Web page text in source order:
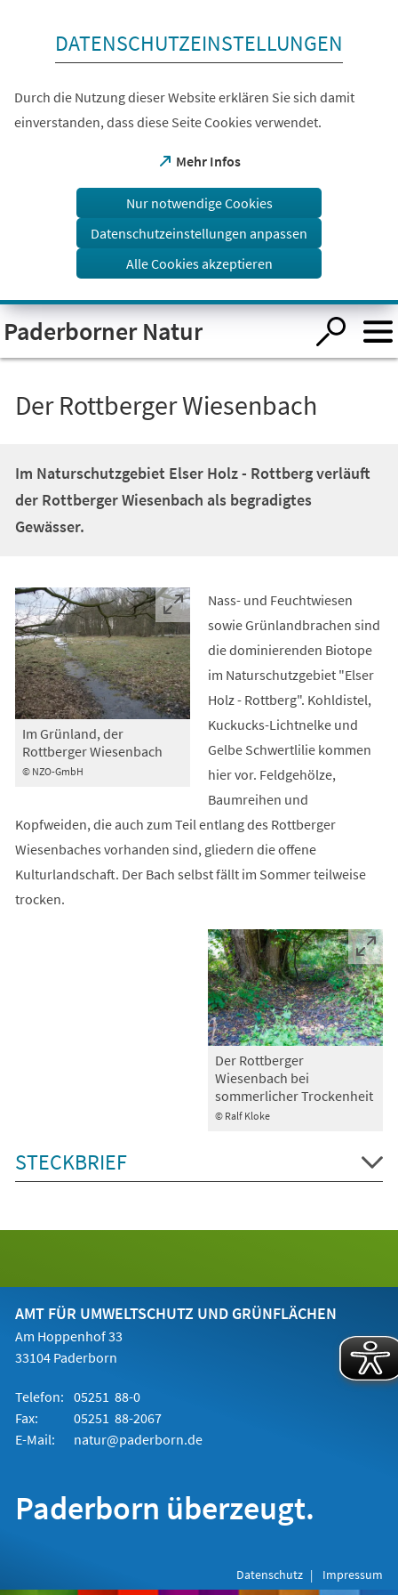
Visuelle
Assistenzsoftware
öffnen.
DATENSCHUTZEINSTELLUNGEN
Durch die Nutzung dieser Website erklären Sie sich damit
einverstanden, dass diese Seite Cookies verwendet.
Mehr Infos
(Öffnet
einem
Tab)
Nur notwendige Cookies
Datenschutzeinstellungen anpassen
Alle Cookies akzeptieren
Paderborner Natur
Der Rottberger Wiesenbach
Im Naturschutzgebiet Elser Holz - Rottberg verläuft
der Rottberger Wiesenbach als begradigtes
Gewässer.
© NZO-GmbH
Im Grünland, der
Rottberger Wiesenbach
Nass- und Feuchtwiesen
sowie Grünlandbrachen sind
die dominierenden Biotope
im Naturschutzgebiet "Elser
Holz - Rottberg". Kohldistel,
Kuckucks-Lichtnelke und
Gelbe Schwertlilie kommen
hier vor. Feldgehölze,
Baumreihen und
Kopfweiden, die auch zum Teil entlang des Rottberger
Wiesenbaches vorhanden sind, gliedern die offene
Kulturlandschaft. Der Bach selbst fällt im Sommer teilweise
trocken.
© Ralf Kloke
Der Rottberger
Wiesenbach bei
sommerlicher Trockenheit
STECKBRIEF
AMT FÜR UMWELTSCHUTZ UND GRÜNFLÄCHEN
Am Hoppenhof 33
33104 Paderborn
Telefon: 05251 88-0
Fax:
05251 88-2067
E-Mail:
natur@paderborn.de
Paderborn überzeugt.
Datenschutz Impressum